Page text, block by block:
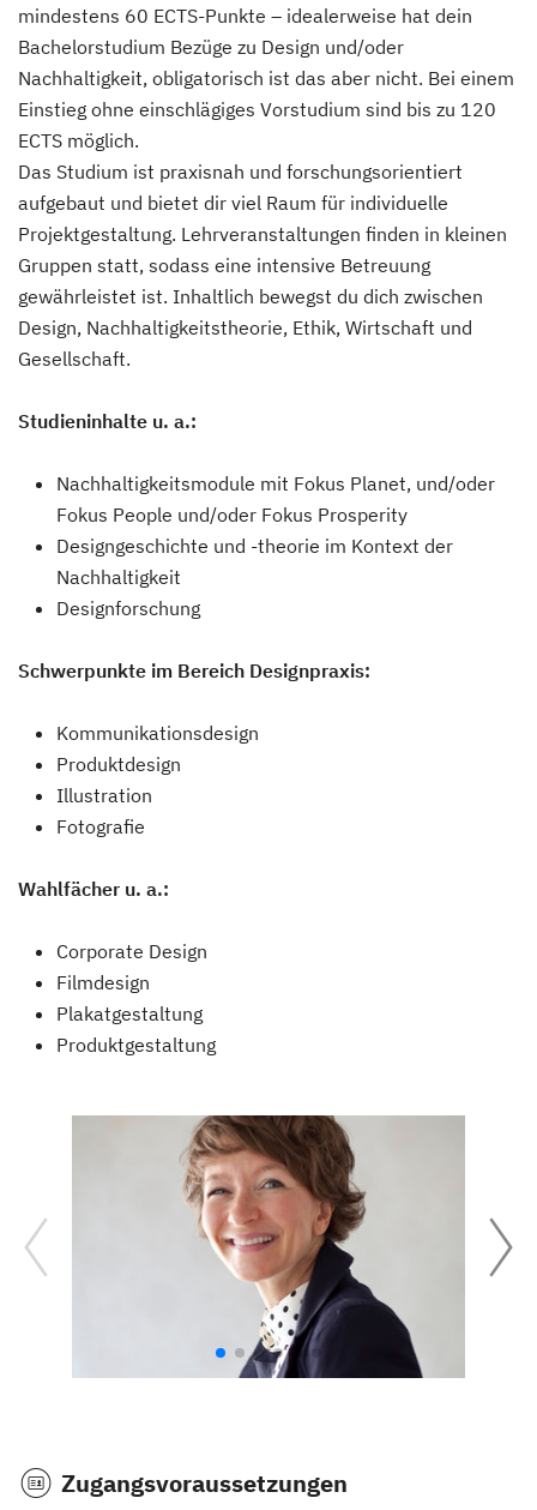
mindestens 60 ECTS-Punkte – idealerweise hat dein
Bachelorstudium Bezüge zu Design und/oder
Nachhaltigkeit, obligatorisch ist das aber nicht. Bei einem
Einstieg ohne einschlägiges Vorstudium sind bis zu 120
ECTS möglich.
Das Studium ist praxisnah und forschungsorientiert
aufgebaut und bietet dir viel Raum für individuelle
Projektgestaltung. Lehrveranstaltungen finden in kleinen
Gruppen statt, sodass eine intensive Betreuung
gewährleistet ist. Inhaltlich bewegst du dich zwischen
Design, Nachhaltigkeitstheorie, Ethik, Wirtschaft und
Gesellschaft.
Studieninhalte u. a.:
Nachhaltigkeitsmodule mit Fokus Planet, und/oder
Fokus People und/oder Fokus Prosperity
Designgeschichte und -theorie im Kontext der
Nachhaltigkeit
Designforschung
Schwerpunkte im Bereich Designpraxis:
Kommunikationsdesign
Produktdesign
Illustration
Fotografie
Wahlfächer u. a.:
Corporate Design
Filmdesign
Plakatgestaltung
Produktgestaltung
Zugangsvoraussetzungen